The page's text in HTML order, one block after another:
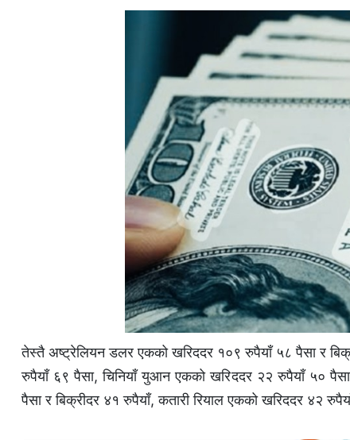
तेस्तै अष्ट्रेलियन डलर एकको खरिददर १०९ रुपैयाँ ५८ पैसा र
रुपैयाँ ६९ पैसा, चिनियाँ युआन एकको खरिददर २२ रुपैयाँ ५०
पैसा र बिक्रीदर ४१ रुपैयाँ, कतारी रियाल एकको खरिददर ४२